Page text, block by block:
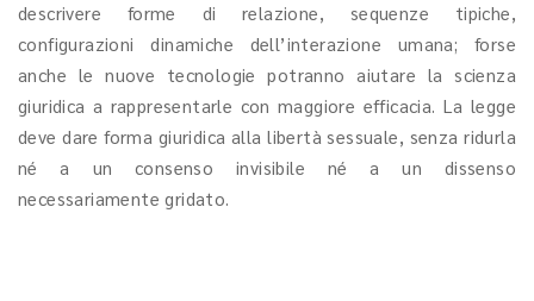
descrivere forme di relazione, sequenze tipiche,
configurazioni dinamiche dell’interazione umana; forse
anche le nuove tecnologie potranno aiutare la scienza
giuridica a rappresentarle con maggiore efficacia. La legge
deve dare forma giuridica alla libertà sessuale, senza ridurla
né a un consenso invisibile né a un dissenso
necessariamente gridato.